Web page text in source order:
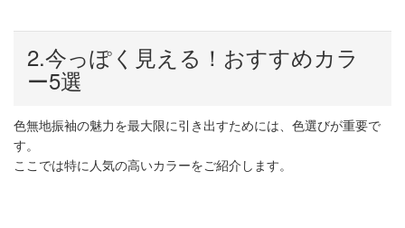
2.今っぽく見える！おすすめカラ
ー5選
色無地振袖の魅力を最大限に引き出すためには、色選びが重要で
す。
ここでは特に人気の高いカラーをご紹介します。